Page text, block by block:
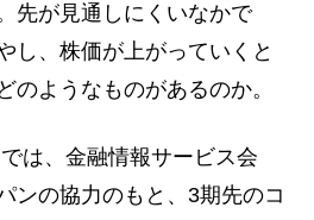
先が見通しにくいなかで
し、株価が上がっていくと
のようなものがあるのか。
は、金融情報サービス会
ンの協力のもと、3期先のコ